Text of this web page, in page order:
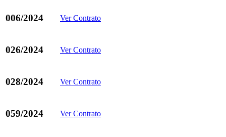
006/2024 Ver Contrato
026/2024 Ver Contrato
028/2024 Ver Contrato
059/2024 Ver Contrato